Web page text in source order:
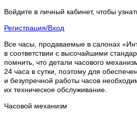
Войдите в личный кабинет, чтобы
Регистрация/Вход
Все часы, продаваемые в салонах
в соответствии с высочайшими
помнить, что детали часового
24 часа в сутки, поэтому для
и безупречной работы часов
их техническое обслуживание.
Часовой механизм